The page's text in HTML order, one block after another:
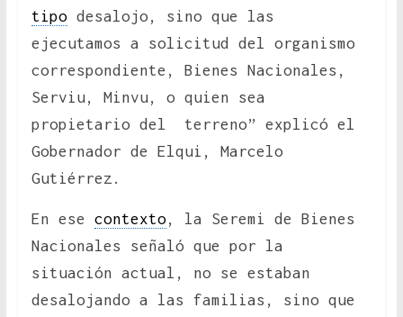
tipodesalojo, sino que las
ejecutamos a solicitud del organismo
correspondiente, Bienes Nacionales,
Serviu, Minvu, o quien sea
propietario del terreno” explicó el
Gobernador de Elqui, Marcelo
Gutiérrez.
En ese contexto, la Seremi de Bienes
Nacionales señaló que por la
situación actual, no se estaban
desalojando a las familias, sino que